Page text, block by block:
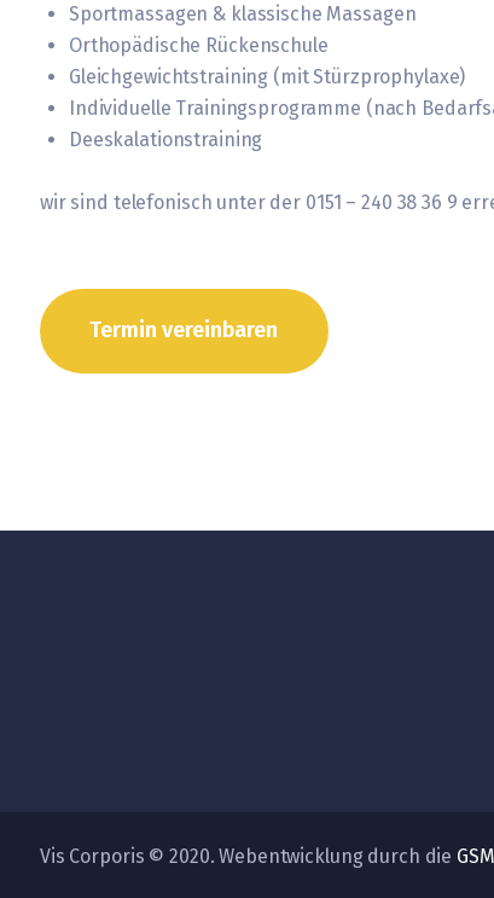
Sportmassagen & klassische Massagen
Orthopädische Rückenschule
Gleichgewichtstraining (mit Stürzprophylaxe)
Individuelle Trainingsprogramme (nach
Deeskalationstraining
wir sind telefonisch unter der 0151 – 240 38 36 9
Termin vereinbaren
Vis Corporis © 2020. Webentwicklung durch die